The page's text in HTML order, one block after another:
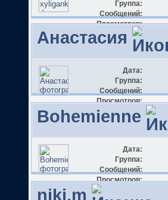
Группа:
Сообщений:
Просмотров:
Анастасия
Дата:
Группа:
Сообщений:
Просмотров:
Bohemienne
Дата:
Группа:
Сообщений:
Просмотров:
niki.m